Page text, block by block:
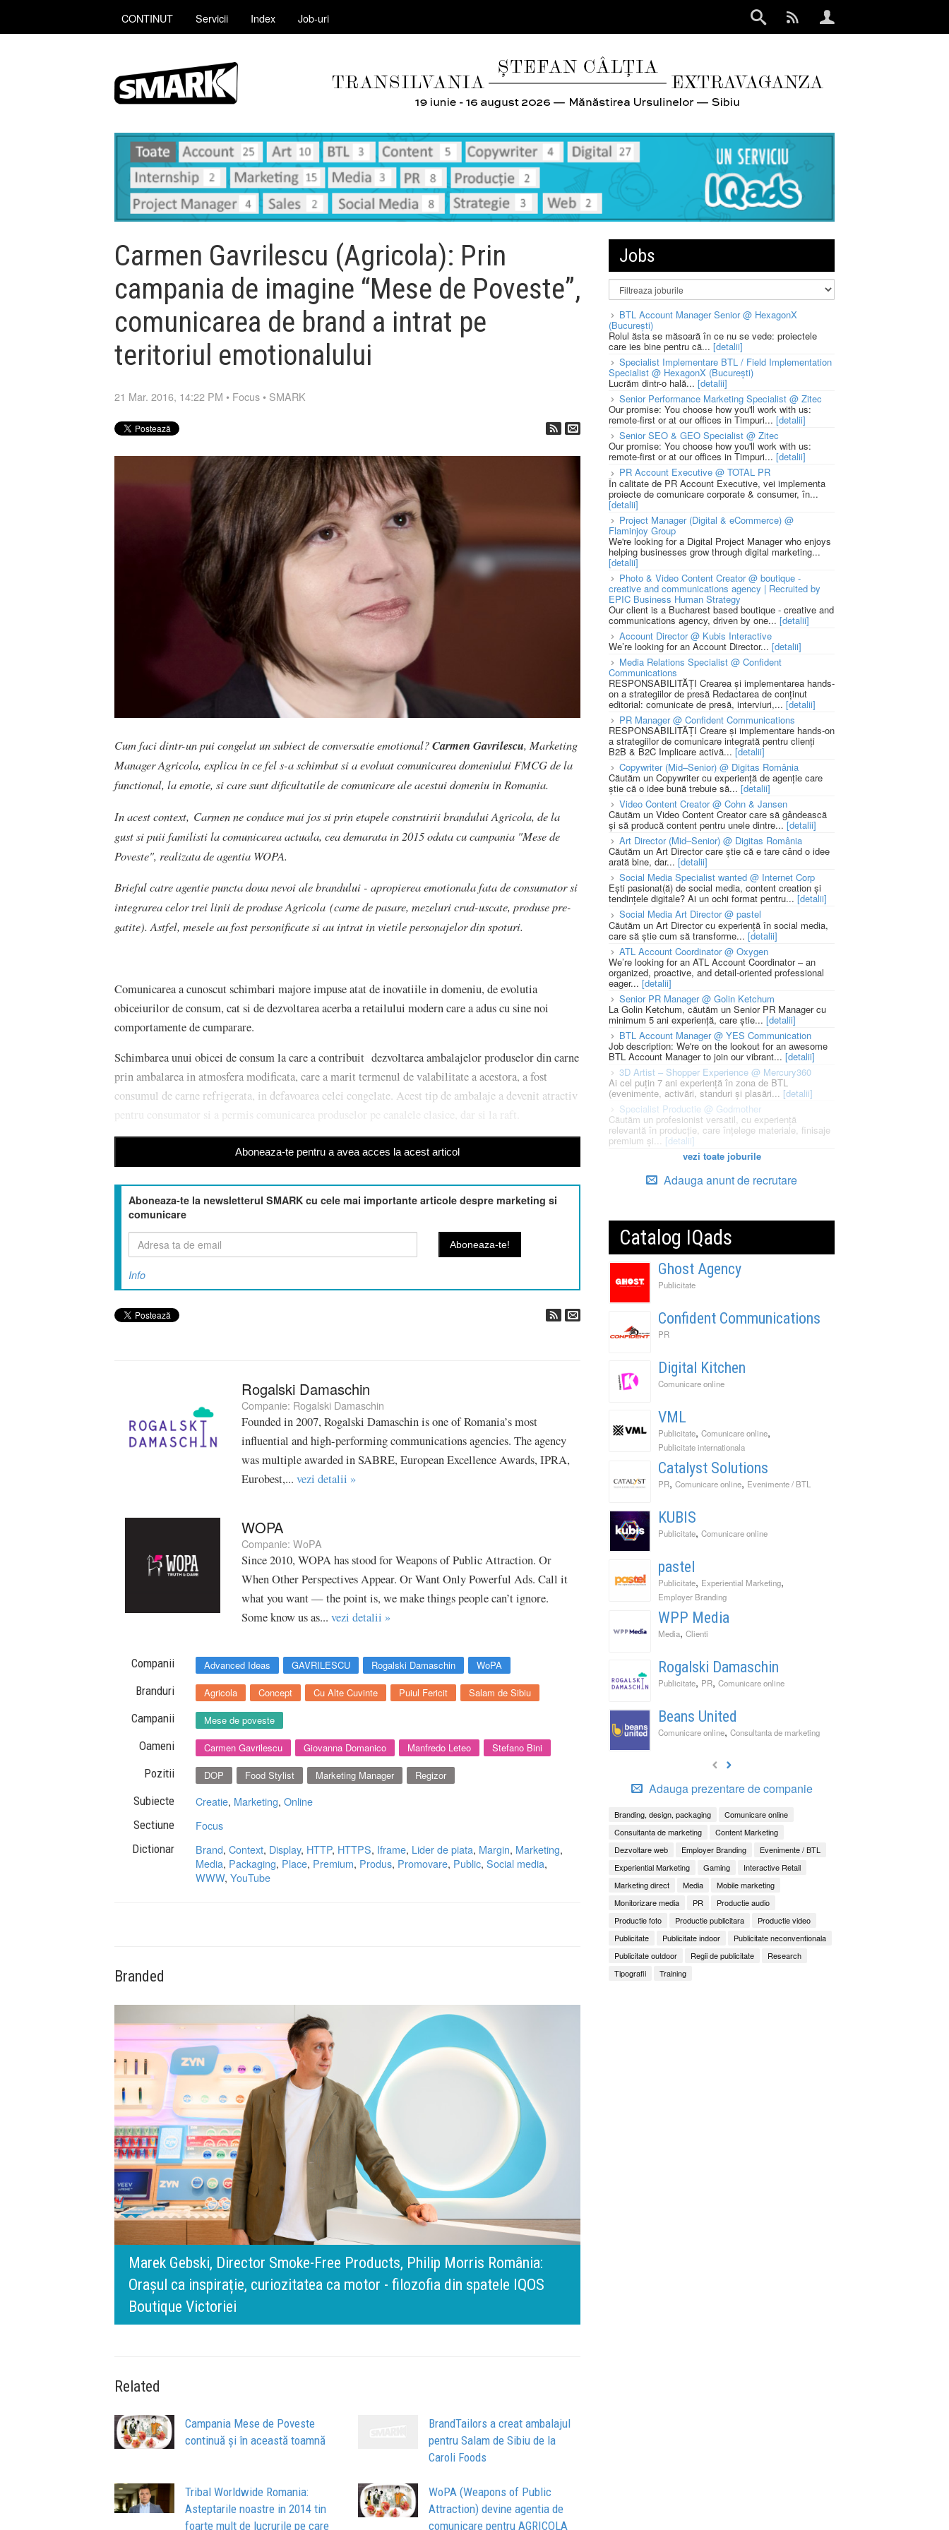
CONTINUT Servicii Index Job-uri
Carmen Gavrilescu (Agricola): Prin
campania de imagine “Mese de Poveste”,
comunicarea de brand a intrat pe
teritoriul emotionalului
21 Mar. 2016, 14:22 PM • Focus • SMARK
Cum faci dintr-un pui congelat un subiect de conversatie emotional?Carmen Gavrilescu, Marketing
Manager Agricola, explica in ce fel s-a schimbat si a evoluat comunicarea domeniului FMCG de la
functional, la emotie, si care sunt dificultatile de comunicare ale acestui domeniu in Romania.
In acest context, Carmen ne conduce mai jos si prin etapele construirii brandului Agricola, de la
gust si puii familisti la comunicarea actuala, cea demarata in 2015 odata cu campania "Mese de
Poveste", realizata de agentia WOPA.
Brieful catre agentie puncta doua nevoi ale brandului - apropierea emotionala fata de consumator si
integrarea celor trei linii de produse Agricola (carne de pasare, mezeluri crud-uscate, produse pre-
gatite). Astfel, mesele au fost personificate si au intrat in vietile personajelor din spoturi.
Comunicarea a cunoscut schimbari majore impuse atat de inovatiile in domeniu, de evolutia
obiceiurilor de consum, cat si de dezvoltarea acerba a retailului modern care a adus cu sine noi
comportamente de cumparare.
Schimbarea unui obicei de consum la care a contribuit dezvoltarea ambalajelor produselor din carne
prin ambalarea in atmosfera modificata, care a marit termenul de valabilitate a acestora, a fost
consumul de carne refrigerata, in defavoarea celei congelate. Acest tip de ambalaje a devenit atractiv
pentru consumator si a permis comunicarea produselor pe canalele clasice, dar si la raft.
Aboneaza-te pentru a avea acces la acest articol
Aboneaza-te la newsletterul SMARK cu cele mai importante articole despre marketing si
comunicare
Info
Rogalski Damaschin
Companie: Rogalski Damaschin
Founded in 2007, Rogalski Damaschin is one of Romania’s most
influential and high-performing communications agencies. The agency
was multiple awarded in SABRE, European Excellence Awards, IPRA,
Eurobest,... vezi detalii »
WOPA
Companie: WoPA
Since 2010, WOPA has stood for Weapons of Public Attraction. Or
When Other Perspectives Appear. Or Want Only Powerful Ads. Call it
what you want — the point is, we make things people can’t ignore.
Some know us as... vezi detalii »
Companii Advanced Ideas GAVRILESCU Rogalski Damaschin WoPA
Branduri Agricola Concept Cu Alte Cuvinte Puiul Fericit Salam de Sibiu
Campanii Mese de poveste
Oameni Carmen Gavrilescu Giovanna Domanico Manfredo Leteo Stefano Bini
Pozitii DOP Food Stylist Marketing Manager Regizor
Subiecte Creatie, Marketing, Online
Sectiune Focus
Dictionar Brand, Context, Display, HTTP, HTTPS, Iframe, Lider de piata, Margin, Marketing,
Media, Packaging, Place, Premium, Produs, Promovare, Public, Social media,
WWW, YouTube
Branded
140 de ani de Mercedes-Benz. Ramona Pîrlog: Cel mai important „test al
timpului” este să inovăm constant, dar cu aceeași responsabilitate față
de oameni, siguranță și calitate
Related
Campania Mese de Poveste
continuă și în această toamnă
BrandTailors a creat ambalajul
pentru Salam de Sibiu de la
Caroli Foods
Tribal Worldwide Romania:
Asteptarile noastre in 2014 tin
foarte mult de lucrurile pe care
WoPA (Weapons of Public
Attraction) devine agentia de
comunicare pentru AGRICOLA
Jobs
BTL Account Manager Senior @ HexagonX
(București)
Rolul ăsta se măsoară în ce nu se vede: proiectele
care ies bine pentru că... [detalii]
Specialist Implementare BTL / Field Implementation
Specialist @ HexagonX (București)
Lucrăm dintr-o hală... [detalii]
Senior Performance Marketing Specialist @ Zitec
Our promise: You choose how you'll work with us:
remote-first or at our offices in Timpuri... [detalii]
Senior SEO & GEO Specialist @ Zitec
Our promise: You choose how you'll work with us:
remote-first or at our offices in Timpuri... [detalii]
PR Account Executive @ TOTAL PR
În calitate de PR Account Executive, vei implementa
proiecte de comunicare corporate & consumer, în...
[detalii]
Project Manager (Digital & eCommerce) @
Flaminjoy Group
We're looking for a Digital Project Manager who enjoys
helping businesses grow through digital marketing...
[detalii]
Photo & Video Content Creator @ boutique -
creative and communications agency | Recruited by
EPIC Business Human Strategy
Our client is a Bucharest based boutique - creative and
communications agency, driven by one... [detalii]
Account Director @ Kubis Interactive
We’re looking for an Account Director... [detalii]
Media Relations Specialist @ Confident
Communications
RESPONSABILITĂȚI Crearea și implementarea hands-
on a strategiilor de presă Redactarea de conținut
editorial: comunicate de presă, interviuri,... [detalii]
PR Manager @ Confident Communications
RESPONSABILITĂȚI Creare și implementare hands-on
a strategiilor de comunicare integrată pentru clienți
B2B & B2C Implicare activă... [detalii]
Copywriter (Mid–Senior) @ Digitas România
Căutăm un Copywriter cu experiență de agenție care
știe că o idee bună trebuie să... [detalii]
Video Content Creator @ Cohn & Jansen
Căutăm un Video Content Creator care să gândească
și să producă content pentru unele dintre... [detalii]
Art Director (Mid–Senior) @ Digitas România
Căutăm un Art Director care știe că e tare când o idee
arată bine, dar... [detalii]
Social Media Specialist wanted @ Internet Corp
Ești pasionat(ă) de social media, content creation și
tendințele digitale? Ai un ochi format pentru... [detalii]
Social Media Art Director @ pastel
Căutăm un Art Director cu experiență în social media,
care să știe cum să transforme... [detalii]
ATL Account Coordinator @ Oxygen
We’re looking for an ATL Account Coordinator – an
organized, proactive, and detail-oriented professional
eager... [detalii]
Senior PR Manager @ Golin Ketchum
La Golin Ketchum, căutăm un Senior PR Manager cu
minimum 5 ani experiență, care știe... [detalii]
BTL Account Manager @ YES Communication
Job description: We're on the lookout for an awesome
BTL Account Manager to join our vibrant... [detalii]
3D Artist – Shopper Experience @ Mercury360
Ai cel puțin 7 ani experiență în zona de BTL
(evenimente, activări, standuri și plasări... [detalii]
Specialist Productie @ Godmother
Căutăm un profesionist versatil, cu experiență
relevantă în producție, care înțelege materiale, finisaje
premium și... [detalii]
vezi toate joburile
Adauga anunt de recrutare
Catalog IQads
Ghost Agency
Publicitate
Confident Communications
PR
Digital Kitchen
Comunicare online
VML
Publicitate, Comunicare online,
Publicitate internationala
Catalyst Solutions
PR, Comunicare online, Evenimente / BTL
KUBIS
Publicitate, Comunicare online
pastel
Publicitate, Experiential Marketing,
Employer Branding
WPP Media
Media, Clienti
Rogalski Damaschin
Publicitate, PR, Comunicare online
Beans United
Comunicare online, Consultanta de marketing
Adauga prezentare de companie
Branding, design, packaging
Comunicare online
Consultanta de marketing
Content Marketing
Dezvoltare web
Employer Branding
Evenimente / BTL
Experiential Marketing
Gaming
Interactive Retail
Marketing direct
Media
Mobile marketing
Monitorizare media
PR
Productie audio
Productie foto
Productie publicitara
Productie video
Publicitate
Publicitate indoor
Publicitate neconventionala
Publicitate outdoor
Regii de publicitate
Research
Tipografii
Training